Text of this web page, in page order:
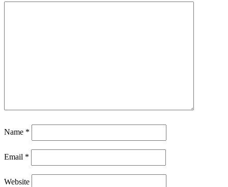
Name *
Email *
Website